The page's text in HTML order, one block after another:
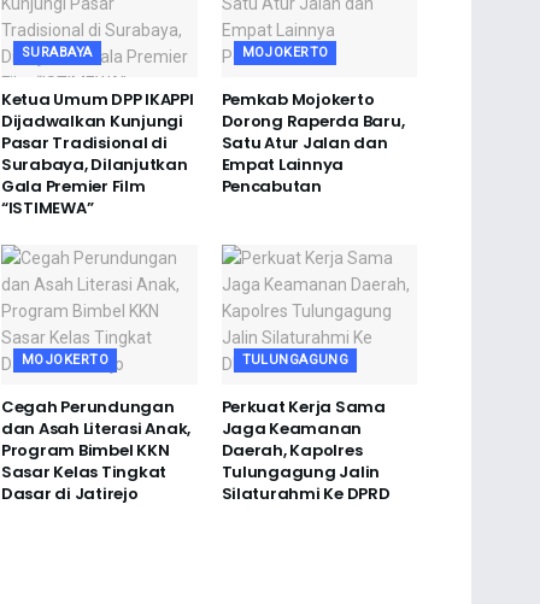
SURABAYA
Ketua Umum DPP IKAPPI
Dijadwalkan Kunjungi
Pasar Tradisional di
Surabaya, Dilanjutkan
Gala Premier Film
“ISTIMEWA”
MOJOKERTO
Pemkab Mojokerto
Dorong Raperda Baru,
Satu Atur Jalan dan
Empat Lainnya
Pencabutan
MOJOKERTO
Cegah Perundungan
dan Asah Literasi Anak,
Program Bimbel KKN
Sasar Kelas Tingkat
Dasar di Jatirejo
TULUNGAGUNG
Perkuat Kerja Sama
Jaga Keamanan
Daerah, Kapolres
Tulungagung Jalin
Silaturahmi Ke DPRD